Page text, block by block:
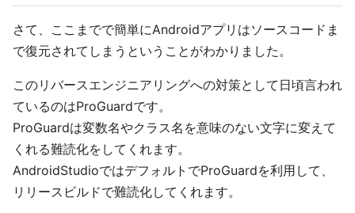
さて、ここまでで簡単にAndroidアプリはソースコードま
で復元されてしまうということがわかりました。
このリバースエンジニアリングへの対策として日頃言われ
ているのはProGuardです。
ProGuardは変数名やクラス名を意味のない文字に変えて
くれる難読化をしてくれます。
AndroidStudioではデフォルトでProGuardを利用して、
リリースビルドで難読化してくれます。